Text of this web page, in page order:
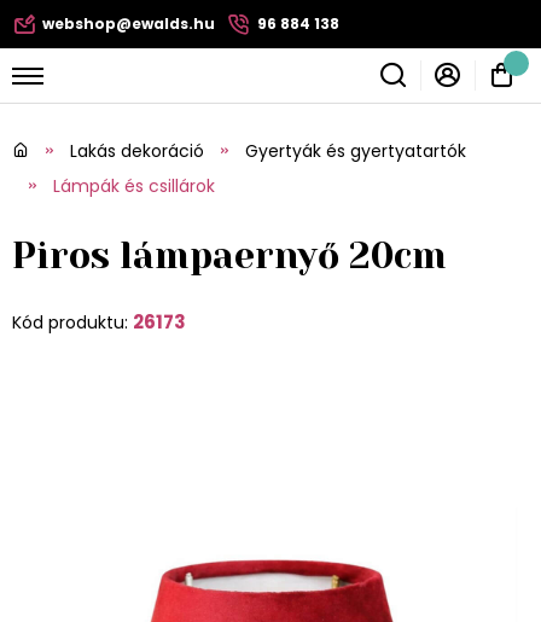
webshop@ewalds.hu 96 884 138
Lakás dekoráció
Gyertyák és gyertyatartók
Lámpák és csillárok
Piros lámpaernyő 20cm
Kód produktu: 26173